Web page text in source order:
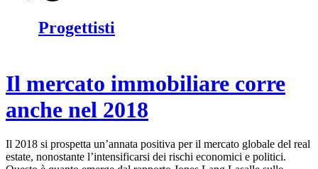
Progettisti
Il mercato immobiliare corre
anche nel 2018
Il 2018 si prospetta un’annata positiva per il mercato globale del real
estate, nonostante l’intensificarsi dei rischi economici e politici.